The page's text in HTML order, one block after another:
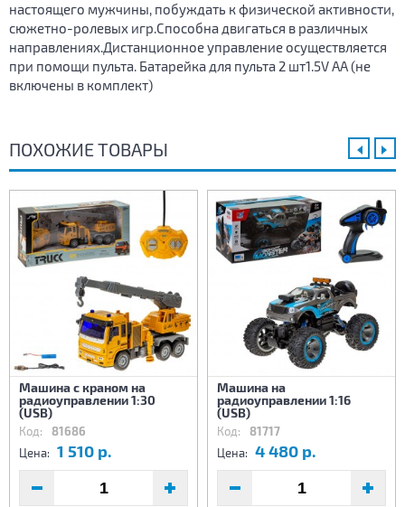
настоящего мужчины, побуждать к физической активности,
сюжетно-ролевых игр.Способна двигаться в различных
направлениях.Дистанционное управление осуществляется
при помощи пульта. Батарейка для пульта 2 шт1.5V AA (не
включены в комплект)
ПОХОЖИЕ ТОВАРЫ
Машина с краном на
радиоуправлении 1:30
(USB)
Код: 81686
Цена: 1 510 р.
Машина на
радиоуправлении 1:16
(USB)
Код: 81717
Цена: 4 480 р.